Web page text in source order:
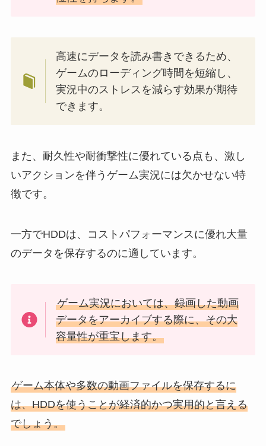
高速にデータを読み書きできるため、
ゲームのローディング時間を短縮し、
実況中のストレスを減らす効果が期待
できます。
また、耐久性や耐衝撃性に優れている点も、激し
いアクションを伴うゲーム実況には欠かせない特
徴です。
一方でHDDは、コストパフォーマンスに優れ大量
のデータを保存するのに適しています。
ゲーム実況においては、録画した動画
データをアーカイブする際に、その大
容量性が重宝します。
ゲーム本体や多数の動画ファイルを保存するに
は、HDDを使うことが経済的かつ実用的と言える
でしょう。